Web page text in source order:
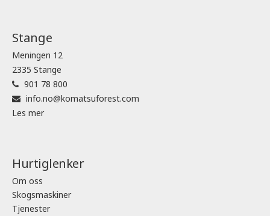
Stange
Meningen 12
2335 Stange
901 78 800
info.no@komatsuforest.com
Les mer
Hurtiglenker
Om oss
Skogsmaskiner
Tjenester